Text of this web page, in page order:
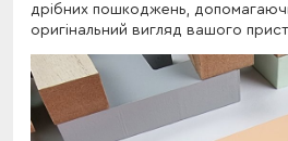
дрібних пошкоджень,
оригінальний вигляд вашого